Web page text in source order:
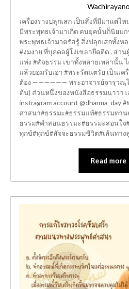
Wachirayano
เครื่องรางปลุกเสก เป็นสิ่งที่มีมาแต่ไ
มีพระพุทธเจ้ามาเกิด คนยุคนั้นก็นิยม
พระพุทธเจ้ามาตรัสรู้ สิ่งปลุกเสกทั้งห
#งมงาย ที่บุคคลผู้โง่เขลายึดติด . ส่ว
แห่ง #สัจธรรม เขาทั้งหลายเหล่านั้น
แล้วยอมรับเอา #พระรัตนตรัย เป็นเค
ต้อง —————— พระอาจารย์จารุวณฺ
ต้น) ส่วนหนึ่งของหนังสือธรรมนาวา
instragram account @dharma_day
ศาสนา#ธรรมะ#ธรรมแท้#ธรรมทา
ธรรม#คำสอนธรรมะ#ธรรมะสอนใ
ทุกข์#ทุกข์#สัจจะธรรมชีวิต#เส้นทา
Read more